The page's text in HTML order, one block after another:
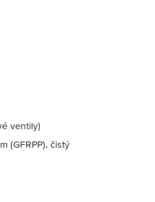
ventily)
(GFRPP), čistý